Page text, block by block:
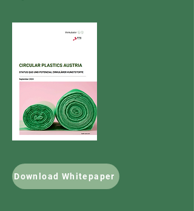
Download Whitepaper